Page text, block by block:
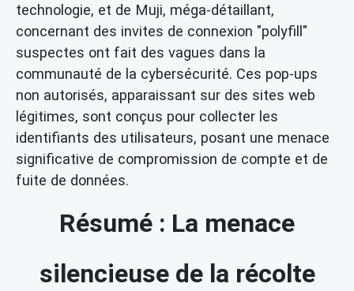
technologie, et de Muji, méga-détaillant,
concernant des invites de connexion "polyfill"
suspectes ont fait des vagues dans la
communauté de la cybersécurité. Ces pop-ups
non autorisés, apparaissant sur des sites web
légitimes, sont conçus pour collecter les
identifiants des utilisateurs, posant une menace
significative de compromission de compte et de
fuite de données.
Résumé : La menace
silencieuse de la récolte